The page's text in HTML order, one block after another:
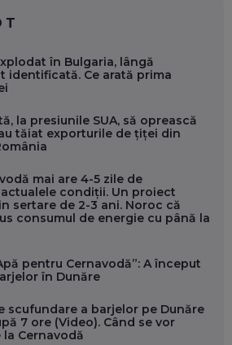
TEHNOLOGIA CA SĂ FII MAI BUN LA JOB. ȘI CUM
MUNCA, ÎN URMĂTORII ANI
COFONDATOR AL KULTH: CUM
CA SĂ ÎȚI DESCHIZI DRUMUL
BIT SENTINEL: CUM ÎȚI PROTEJEZI
ONLINE. ȘI CARE SUNT PRIMII PAȘI ÎNTR-O
CONTENTSPEED: VREI SUCCES ONLINE?
ȘI GEO!
în Bulgaria, lângă
identificată. Ce arată prima
la presiunile SUA, să oprească
tăiat exporturile de țiței din
mai are 4-5 zile de
condiții. Un proiect
sertare de 2-3 ani. Noroc că
consumul de energie cu până la
pentru Cernavodă”: A început
în Dunăre
scufundare a barjelor pe Dunăre
7 ore (Video). Când se vor
Cernavodă